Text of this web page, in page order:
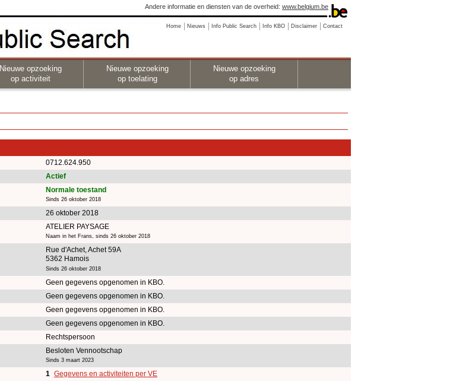
Andere informatie en diensten van de overheid: www.belgium.be
Home Nieuws Info Public Search Info KBO Disclaimer Contact
Nieuwe opzoeking
op activiteit
Nieuwe opzoeking
op toelating
Nieuwe opzoeking
op adres
0712.624.950
Actief
Normale toestand
Sinds 26 oktober 2018
26 oktober 2018
ATELIER PAYSAGE
Naam in het Frans, sinds 26 oktober 2018
Rue d'Achet, Achet 59A
5362 Hamois
Sinds 26 oktober 2018
Geen gegevens opgenomen in KBO.
Geen gegevens opgenomen in KBO.
Geen gegevens opgenomen in KBO.
Geen gegevens opgenomen in KBO.
Rechtspersoon
Besloten Vennootschap
Sinds 3 maart 2023
1 Gegevens en activiteiten per VE